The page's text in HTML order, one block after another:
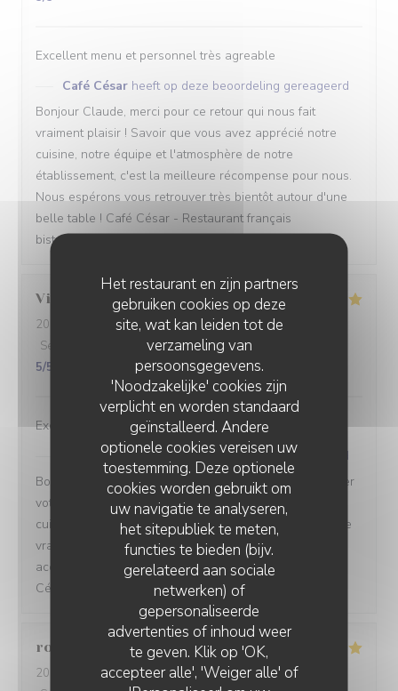
Het restaurant en zijn partners
gebruiken cookies op deze
site, wat kan leiden tot de
verzameling van
persoonsgegevens.
'Noodzakelijke' cookies zijn
verplicht en worden standaard
geïnstalleerd. Andere
optionele cookies vereisen uw
toestemming. Deze optionele
cookies worden gebruikt om
uw navigatie te analyseren,
het sitepubliek te meten,
functies te bieden (bijv.
gerelateerd aan sociale
netwerken) of
gepersonaliseerde
advertenties of inhoud weer
te geven. Klik op 'OK,
accepteer alle', 'Weiger alle' of
Excellent menu et personnel très agreable
Café César heeft op deze beoordeling gereageerd
Bonjour Claude, merci pour ce retour qui nous fait
vraiment plaisir ! Savoir que vous avez apprécié notre
cuisine, notre équipe et l'atmosphère de notre
établissement, c'est la meilleure récompense pour nous.
Nous espérons vous retrouver très bientôt autour d'une
belle table ! Café César - Restaurant français
bistronomique à Clichy
Vincent
2026-07-31
- 20:15 - Gasten 2
Service
Atmosfeer:5/5 Keuken:5/5
5/5
Excellent tant pour le service que ppir la cuisine
Café César heeft op deze beoordeling gereageerd
Bonjour Bateman, merci d'avoir pris le temps de partager
votre expérience ! Savoir que tout vous a plu, de la
cuisine à l'ambiance en passant par le service, c'est une
vraie joie pour toute notre équipe. Au plaisir de vous
accueillir à nouveau pour un moment gourmand. Café
César - Restaurant français bistronomique à Clichy
robert
2026-07-30 - 19:15 - Gasten 2
CAFÉ CÉSAR